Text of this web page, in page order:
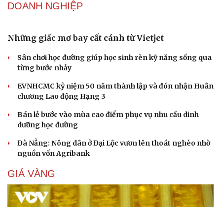
DOANH NGHIỆP
Những giấc mơ bay cất cánh từ Vietjet
từng bước nhảy
EVNHCMC kỷ niệm 50 năm thành lập và đón nhận Huân
chương Lao động Hạng 3